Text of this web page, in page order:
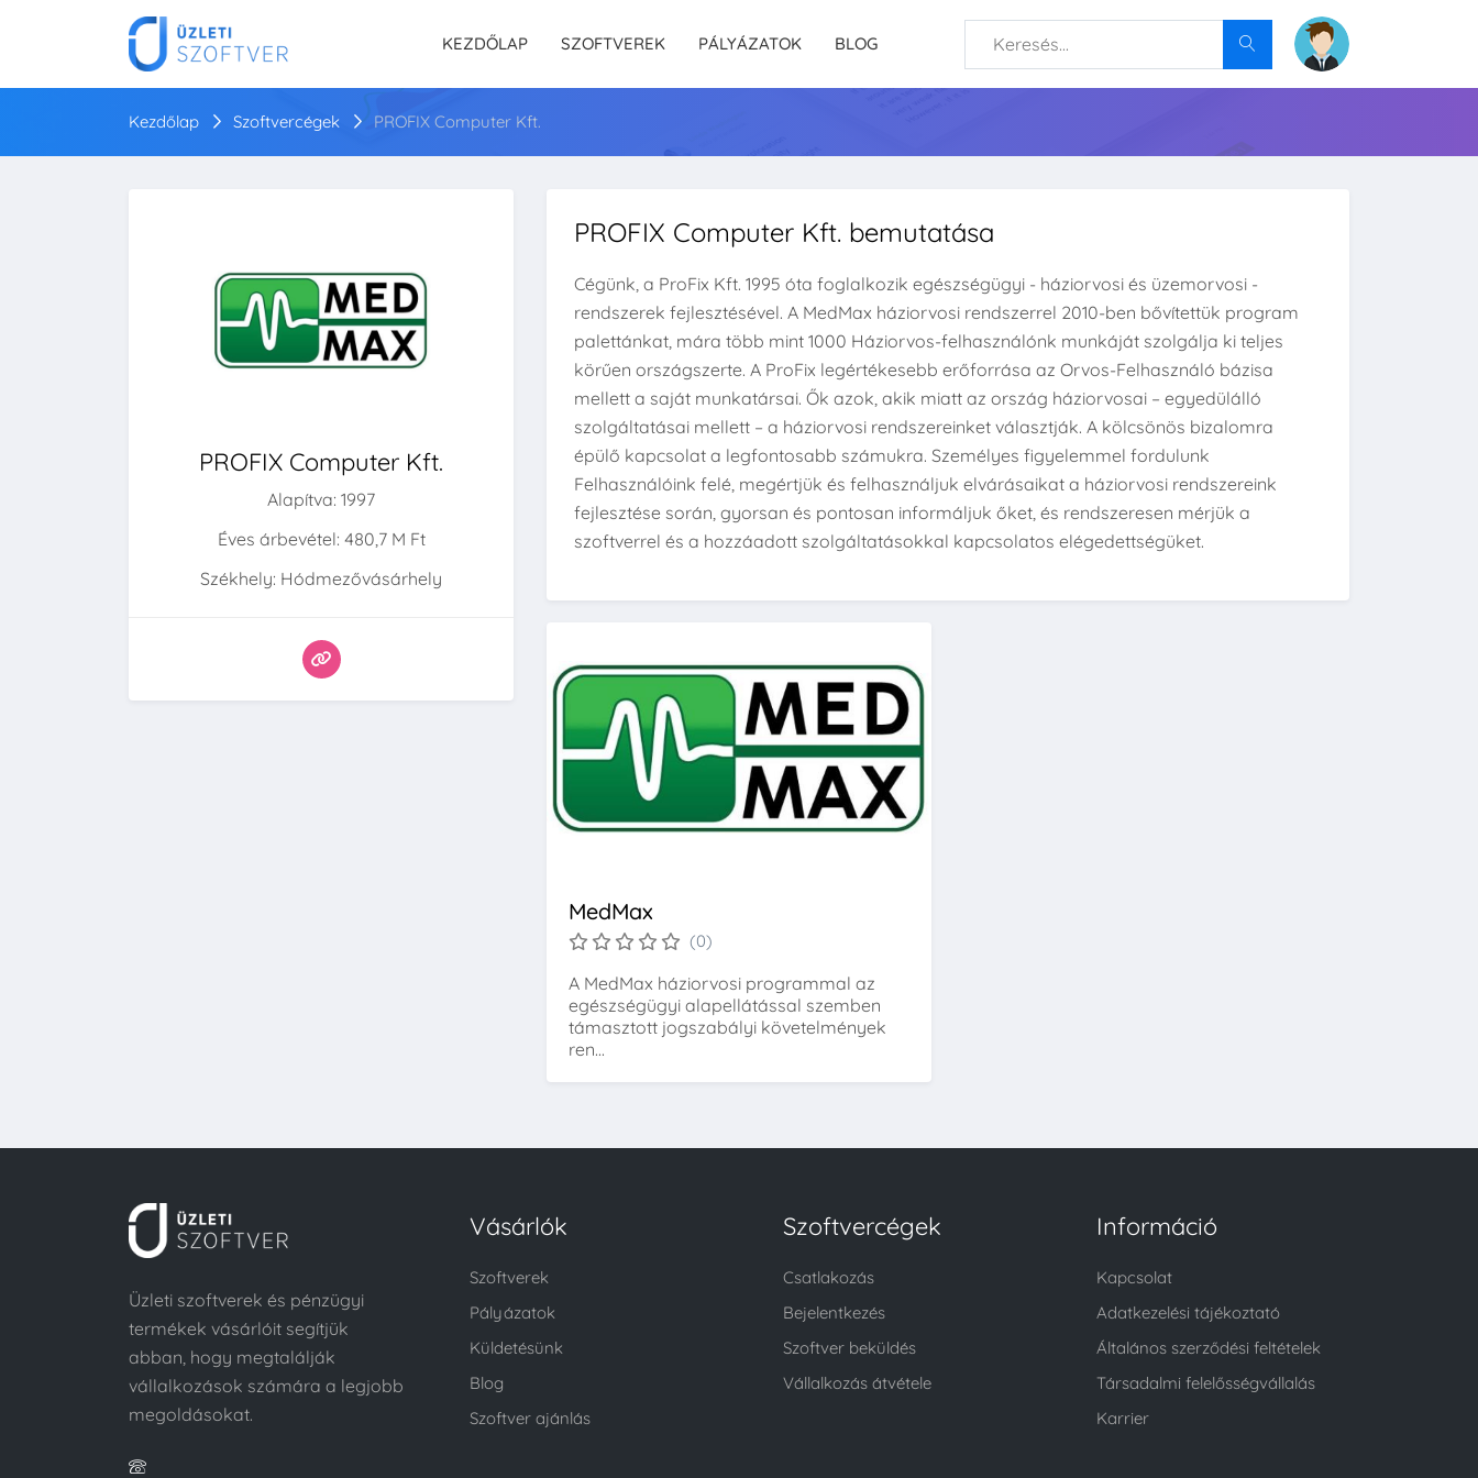
KEZDŐLAP SZOFTVEREK PÁLYÁZATOK BLOG
Kezdőlap Szoftvercégek PROFIX Computer Kft.
PROFIX Computer Kft.
Alapítva: 1997
Éves árbevétel: 480,7 M Ft
Székhely: Hódmezővásárhely
PROFIX Computer Kft. bemutatása
Cégünk, a ProFix Kft. 1995 óta foglalkozik egészségügyi - háziorvosi és üzemorvosi -
rendszerek fejlesztésével. A MedMax háziorvosi rendszerrel 2010-ben bővítettük program
palettánkat, mára több mint 1000 Háziorvos-felhasználónk munkáját szolgálja ki teljes
körűen országszerte. A ProFix legértékesebb erőforrása az Orvos-Felhasználó bázisa
mellett a saját munkatársai. Ők azok, akik miatt az ország háziorvosai – egyedülálló
szolgáltatásai mellett – a háziorvosi rendszereinket választják. A kölcsönös bizalomra
épülő kapcsolat a legfontosabb számukra. Személyes figyelemmel fordulunk
Felhasználóink felé, megértjük és felhasználjuk elvárásaikat a háziorvosi rendszereink
fejlesztése során, gyorsan és pontosan informáljuk őket, és rendszeresen mérjük a
szoftverrel és a hozzáadott szolgáltatásokkal kapcsolatos elégedettségüket.
MedMax
(0)
A MedMax háziorvosi programmal az
egészségügyi alapellátással szemben
támasztott jogszabályi követelmények
ren...
Üzleti szoftverek és pénzügyi
termékek vásárlóit segítjük
abban, hogy megtalálják
vállalkozások számára a legjobb
megoldásokat.
Vásárlók
Szoftverek
Pályázatok
Küldetésünk
Blog
Szoftver ajánlás
Szoftvercégek
Csatlakozás
Bejelentkezés
Szoftver beküldés
Vállalkozás átvétele
Információ
Kapcsolat
Adatkezelési tájékoztató
Általános szerződési feltételek
Társadalmi felelősségvállalás
Karrier